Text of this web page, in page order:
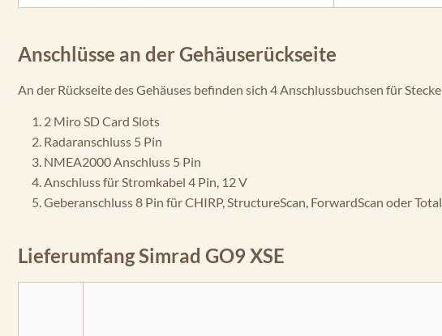
Anschlüsse an der Gehäuserückseite
An der Rückseite des Gehäuses befinden sich 4 Anschlussbuchsen für
2 Miro SD Card Slots
Radaranschluss 5 Pin
NMEA2000 Anschluss 5 Pin
Anschluss für Stromkabel 4 Pin, 12 V
Geberanschluss 8 Pin für CHIRP, StructureScan, ForwardScan oder
Lieferumfang Simrad GO9 XSE